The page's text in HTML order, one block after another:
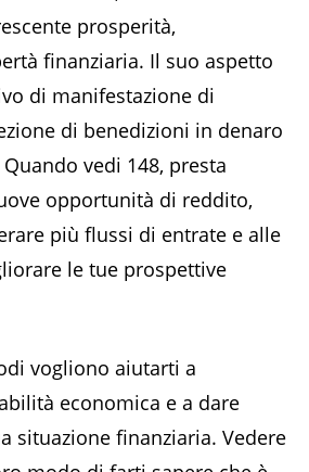
prosperità,
finanziaria. Il suo aspetto
di manifestazione di
di benedizioni in denaro
vedi 148, presta
opportunità di reddito,
più flussi di entrate e alle
le tue prospettive
vogliono aiutarti a
economica e a dare
situazione finanziaria. Vedere